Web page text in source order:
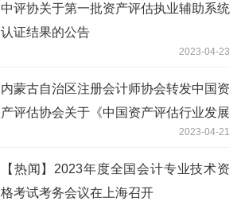
中评协关于第一批资产评估执业辅助系统
认证结果的公告
2023-04-23
内蒙古自治区注册会计师协会转发中国资
产评估协会关于《中国资产评估行业发展
报告（2022年度）》案例征集的通知
2023-04-21
【热闻】2023年度全国会计专业技术资
格考试考务会议在上海召开